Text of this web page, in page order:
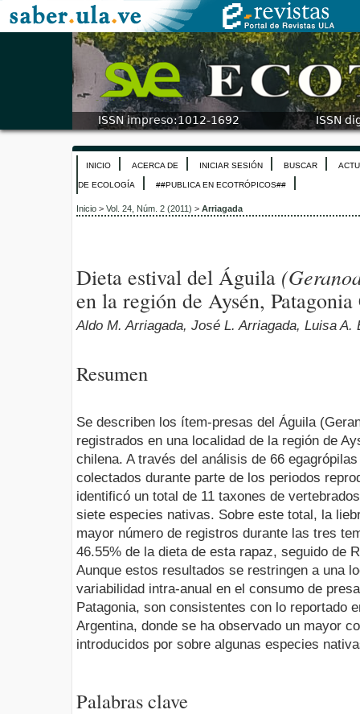
INICIO ACERCA DE INICIAR SESIÓN BUSCAR
DE ECOLOGÍA ##PUBLICA EN ECOTRÓPICOS##
Inicio > Vol. 24, Núm. 2 (2011) > Arriagada
Dieta estival del Águila
en la región de Aysén,
Aldo M. Arriagada, José L. Arriagada, Luisa
Resumen
Se describen los ítem-presas del Águila
registrados en una localidad de la región de
chilena. A través del análisis de 66
colectados durante parte de los periodos
identificó un total de 11 taxones de
siete especies nativas. Sobre este total, la
mayor número de registros durante las tres
46.55% de la dieta de esta rapaz, seguido de
Aunque estos resultados se restringen a una
variabilidad intra-anual en el consumo de
Patagonia, son consistentes con lo reportado
Argentina, donde se ha observado un mayor
introducidos por sobre algunas especies
Palabras clave